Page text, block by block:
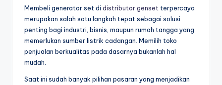
Membeli generator set di distributor genset terpercaya
merupakan salah satu langkah tepat sebagai solusi
penting bagi industri, bisnis, maupun rumah tangga yang
memerlukan sumber listrik cadangan. Memilih toko
penjualan berkualitas pada dasarnya bukanlah hal
mudah.
Saat ini sudah banyak pilihan pasaran yang menjadikan